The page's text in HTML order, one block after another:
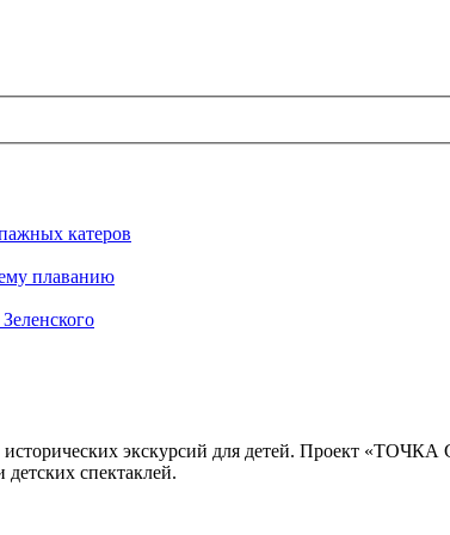
катеров
плаванию
экскурсий для детей. Проект
спектаклей.